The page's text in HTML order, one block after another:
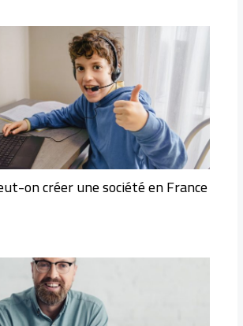
on créer une société en France